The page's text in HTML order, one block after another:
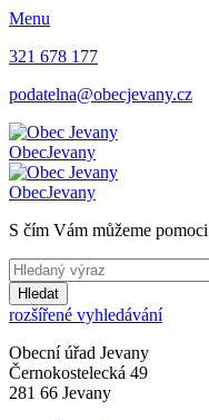
Menu
321 678 177
podatelna@obecjevany.cz
ObecJevany
ObecJevany
S čím Vám můžeme pomoci
Hledat
rozšířené vyhledávání
Obecní úřad Jevany
Černokostelecká 49
281 66 Jevany